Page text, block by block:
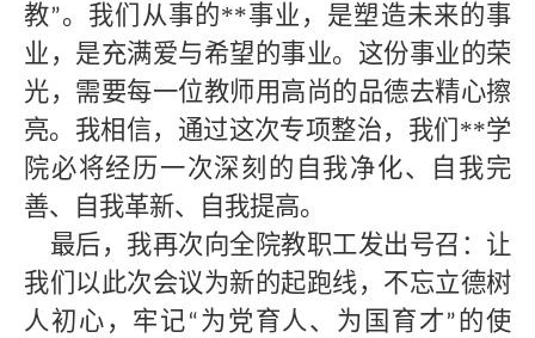
教”。我们从事的**事业，是塑造未来的事
业，是充满爱与希望的事业。这份事业的荣
光，需要每一位教师用高尚的品德去精心擦
亮。我相信，通过这次专项整治，我们 **学
院必将经历一次深刻的自我净化、自我完
善、自我革新、自我提高。
最后，我再次向全院教职工发出号召：让
我们以此次会议为新的起跑线，不忘立德树
人初心，牢记“为党育人、为国育才”的使